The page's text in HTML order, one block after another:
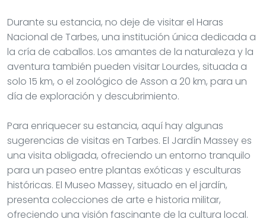
Durante su estancia, no deje de visitar el Haras
Nacional de Tarbes, una institución única dedicada a
la cría de caballos. Los amantes de la naturaleza y la
aventura también pueden visitar Lourdes, situada a
solo 15 km, o el zoológico de Asson a 20 km, para un
día de exploración y descubrimiento.
Para enriquecer su estancia, aquí hay algunas
sugerencias de visitas en Tarbes. El Jardín Massey es
una visita obligada, ofreciendo un entorno tranquilo
para un paseo entre plantas exóticas y esculturas
históricas. El Museo Massey, situado en el jardín,
presenta colecciones de arte e historia militar,
ofreciendo una visión fascinante de la cultura local.